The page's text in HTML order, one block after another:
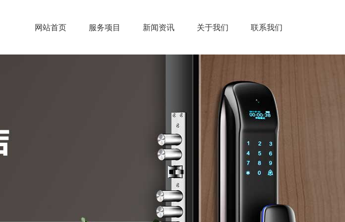
网站首页 服务项目 新闻资讯 关于我们 联系我们